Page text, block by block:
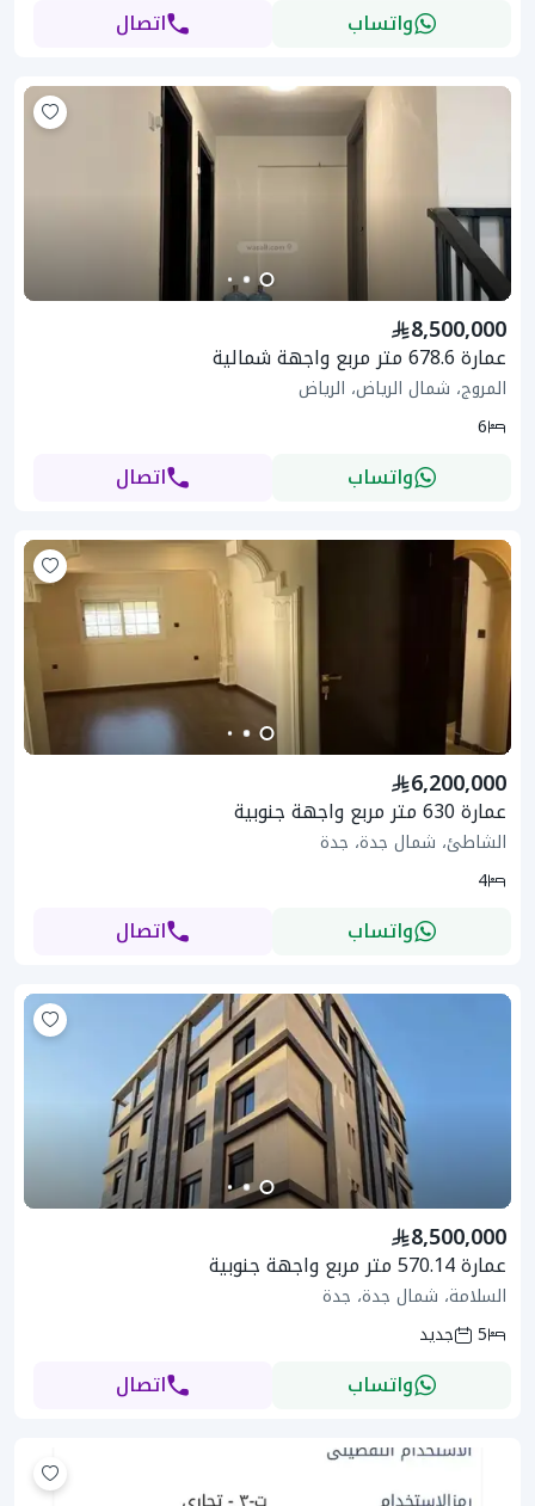
واتساب اتصال
8,500,000
عمارة 678.6 متر مربع واجهة شمالية
المروج، شمال الرياض، الرياض
6
واتساب اتصال
6,200,000
عمارة 630 متر مربع واجهة جنوبية
الشاطئ، شمال جدة، جدة
4
واتساب اتصال
8,500,000
عمارة 570.14 متر مربع واجهة جنوبية
السلامة، شمال جدة، جدة
5
جديد
واتساب اتصال